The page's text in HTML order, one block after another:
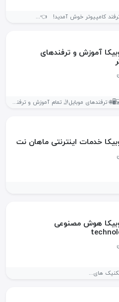
ترفند کامپیوتر خوش آمدید! 👈...
آموزش و ترفندهای
ترفند های کامپیوتری👩🏼‍💻 تکنولوژی💻🖥️🌐 ترفندهای موبایل🤳 تمام آموزش و ترفند های کامپیوتر...
خدمات اینترنتی ماهان نت
هوش مصنوعی
های...